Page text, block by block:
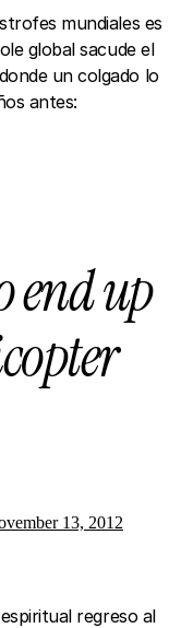
mundiales es
global sacude el
un colgado lo
antes:
end up
13, 2012
regreso al